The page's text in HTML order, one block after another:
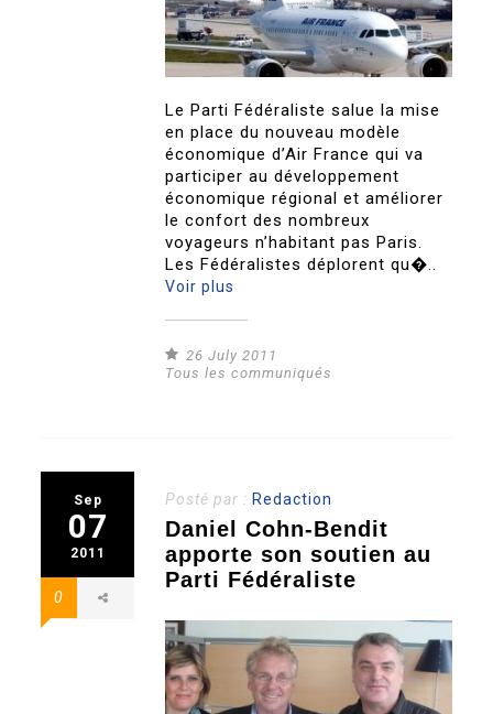
Le Parti Fédéraliste salue la mise
en place du nouveau modèle
économique d’Air France qui va
participer au développement
économique régional et améliorer
le confort des nombreux
voyageurs n’habitant pas Paris.
Les Fédéralistes déplorent qu�..
Voir plus
26 July 2011
Tous les communiqués
Sep
07
2011
0
Posté par : Redaction
Daniel Cohn-Bendit
apporte son soutien au
Parti Fédéraliste